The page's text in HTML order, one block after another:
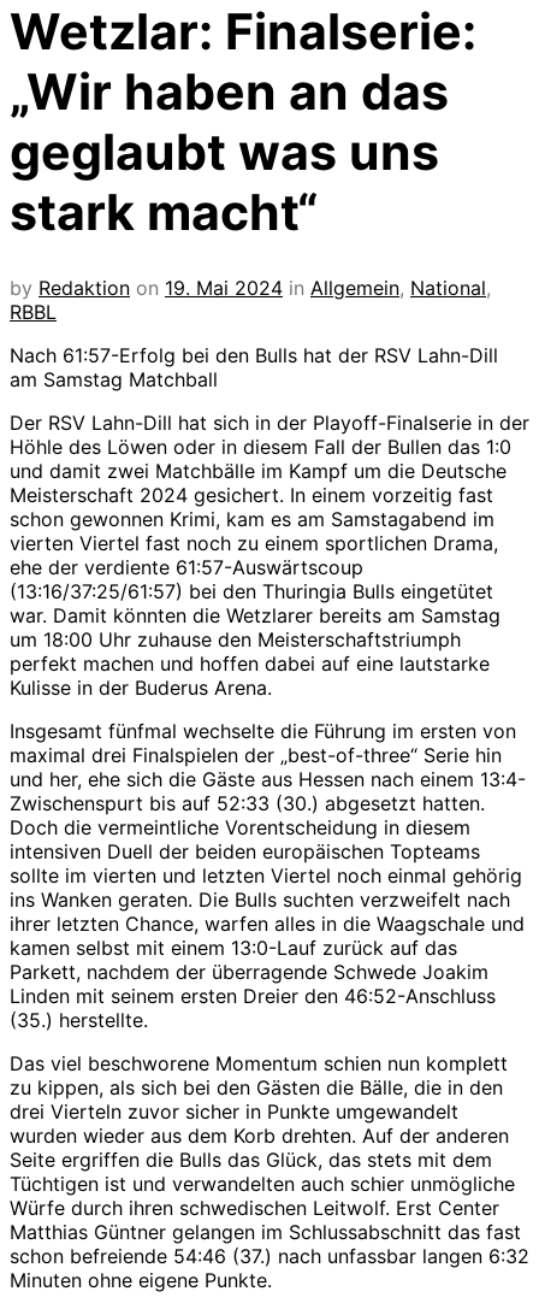
Wetzlar: Finalserie:
„Wir haben an das
geglaubt was uns
stark macht“
by Redaktion on 19. Mai 2024 in Allgemein, National,
RBBL
Nach 61:57-Erfolg bei den Bulls hat der RSV Lahn-Dill
am Samstag Matchball
Der RSV Lahn-Dill hat sich in der Playoff-Finalserie in der
Höhle des Löwen oder in diesem Fall der Bullen das 1:0
und damit zwei Matchbälle im Kampf um die Deutsche
Meisterschaft 2024 gesichert. In einem vorzeitig fast
schon gewonnen Krimi, kam es am Samstagabend im
vierten Viertel fast noch zu einem sportlichen Drama,
ehe der verdiente 61:57-Auswärtscoup
(13:16/37:25/61:57) bei den Thuringia Bulls eingetütet
war. Damit könnten die Wetzlarer bereits am Samstag
um 18:00 Uhr zuhause den Meisterschaftstriumph
perfekt machen und hoffen dabei auf eine lautstarke
Kulisse in der Buderus Arena.
Insgesamt fünfmal wechselte die Führung im ersten von
maximal drei Finalspielen der „best-of-three“ Serie hin
und her, ehe sich die Gäste aus Hessen nach einem 13:4-
Zwischenspurt bis auf 52:33 (30.) abgesetzt hatten.
Doch die vermeintliche Vorentscheidung in diesem
intensiven Duell der beiden europäischen Topteams
sollte im vierten und letzten Viertel noch einmal gehörig
ins Wanken geraten. Die Bulls suchten verzweifelt nach
ihrer letzten Chance, warfen alles in die Waagschale und
kamen selbst mit einem 13:0-Lauf zurück auf das
Parkett, nachdem der überragende Schwede Joakim
Linden mit seinem ersten Dreier den 46:52-Anschluss
(35.) herstellte.
Das viel beschworene Momentum schien nun komplett
zu kippen, als sich bei den Gästen die Bälle, die in den
drei Vierteln zuvor sicher in Punkte umgewandelt
wurden wieder aus dem Korb drehten. Auf der anderen
Seite ergriffen die Bulls das Glück, das stets mit dem
Tüchtigen ist und verwandelten auch schier unmögliche
Würfe durch ihren schwedischen Leitwolf. Erst Center
Matthias Güntner gelangen im Schlussabschnitt das fast
schon befreiende 54:46 (37.) nach unfassbar langen 6:32
Minuten ohne eigene Punkte.